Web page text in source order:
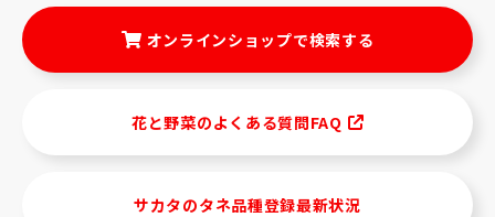
オンラインショップで検索する
花と野菜のよくある質問FAQ
サカタのタネ品種登録最新状況